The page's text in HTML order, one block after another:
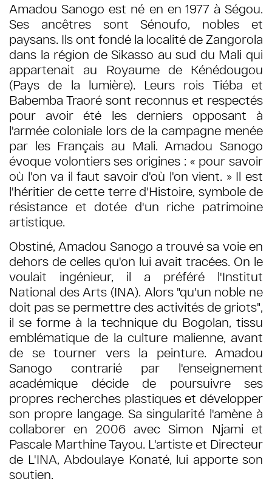
Amadou Sanogo est né en en 1977 à Ségou.
Ses ancêtres sont Sénoufo, nobles et
paysans. Ils ont fondé la localité de Zangorola
dans la région de Sikasso au sud du Mali qui
appartenait au Royaume de Kénédougou
(Pays de la lumière). Leurs rois Tiéba et
Babemba Traoré sont reconnus et respectés
pour avoir été les derniers opposant à
l'armée coloniale lors de la campagne menée
par les Français au Mali. Amadou Sanogo
évoque volontiers ses origines : « pour savoir
où l'on va il faut savoir d'où l'on vient. » Il est
l'héritier de cette terre d'Histoire, symbole de
résistance et dotée d'un riche patrimoine
artistique.
Obstiné, Amadou Sanogo a trouvé sa voie en
dehors de celles qu'on lui avait tracées. On le
voulait ingénieur, il a préféré l'Institut
National des Arts (INA). Alors "qu'un noble ne
doit pas se permettre des activités de griots",
il se forme à la technique du Bogolan, tissu
emblématique de la culture malienne, avant
de se tourner vers la peinture. Amadou
Sanogo contrarié par l'enseignement
académique décide de poursuivre ses
propres recherches plastiques et développer
son propre langage. Sa singularité l'amène à
collaborer en 2006 avec Simon Njami et
Pascale Marthine Tayou. L'artiste et Directeur
de L'INA, Abdoulaye Konaté, lui apporte son
soutien.